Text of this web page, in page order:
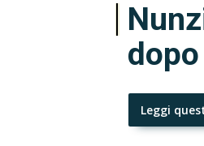
Leggi